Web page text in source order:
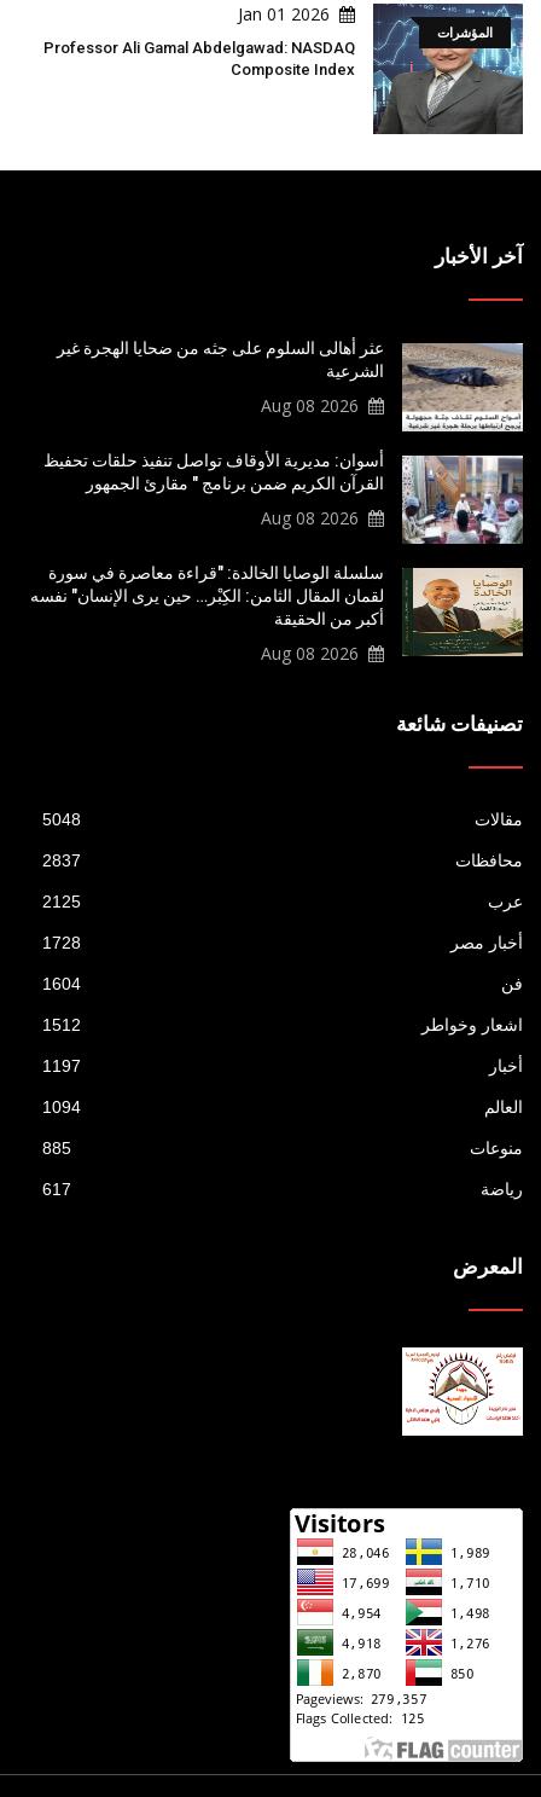
المؤشرات
2026 Jan 01
Professor Ali Gamal Abdelgawad: NASDAQ
Composite Index
آخر الأخبار
عثر أهالى السلوم على جثه من ضحايا الهجرة غير
الشرعية
2026 Aug 08
أسوان: مديرية الأوقاف تواصل تنفيذ حلقات تحفيظ
القرآن الكريم ضمن برنامج " مقارئ الجمهور
2026 Aug 08
سلسلة الوصايا الخالدة: "قراءة معاصرة في سورة
لقمان المقال الثامن: الكِبْر… حين يرى الإنسان" نفسه
أكبر من الحقيقة
2026 Aug 08
تصنيفات شائعة
مقالات 5048
محافظات 2837
عرب 2125
أخبار مصر 1728
فن 1604
اشعار وخواطر 1512
أخبار 1197
العالم 1094
منوعات 885
رياضة 617
المعرض